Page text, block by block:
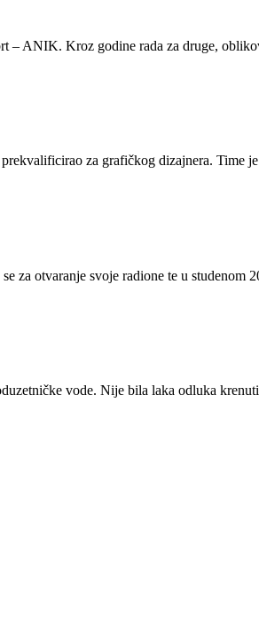
– ANIK. Kroz godine rada za druge,
za grafičkog dizajnera. Time
za otvaranje svoje radione te u studenom
vode. Nije bila laka odluka